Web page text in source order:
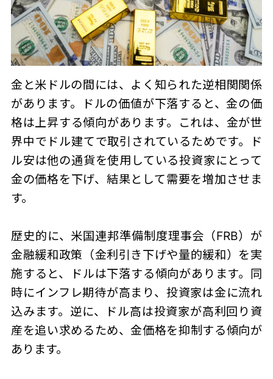
金と米ドルの間には、よく知られた逆相関関係
があります。ドルの価値が下落すると、金の価
格は上昇する傾向があります。これは、金が世
界中でドル建てで取引されているためです。ド
ル安は他の通貨を使用している投資家にとって
金の価格を下げ、結果として需要を増加させま
す。
歴史的に、米国連邦準備制度理事会（FRB）が
金融緩和政策（金利引き下げや量的緩和）を実
施すると、ドルは下落する傾向があります。同
時にインフレ期待が高まり、投資家は金に流れ
込みます。逆に、ドル高は投資家が高利回り資
産を追い求めるため、金価格を抑制する傾向が
あります。